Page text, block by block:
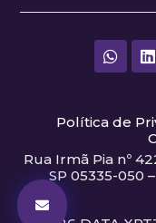
Política de
Rua Irmã Pia nº
SP 05335-050